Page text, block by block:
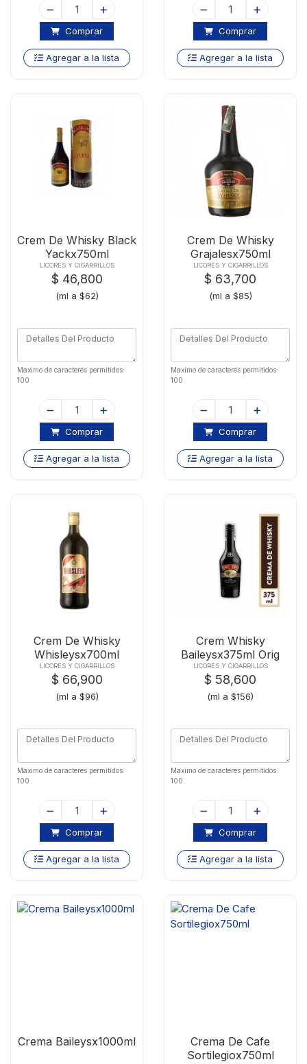
Comprar
Agregar a la lista
Comprar
Agregar a la lista
Crem De Whisky Black
Yackx750ml
LICORES Y CIGARRILLOS
$ 46,800
(ml a $62)
Maximo de caracteres permitidos:
100
Comprar
Agregar a la lista
Crem De Whisky
Grajalesx750ml
LICORES Y CIGARRILLOS
$ 63,700
(ml a $85)
Maximo de caracteres permitidos:
100
Comprar
Agregar a la lista
Crem De Whisky
Whisleysx700ml
LICORES Y CIGARRILLOS
$ 66,900
(ml a $96)
Maximo de caracteres permitidos:
100
Comprar
Agregar a la lista
Crem Whisky
Baileysx375ml Orig
LICORES Y CIGARRILLOS
$ 58,600
(ml a $156)
Maximo de caracteres permitidos:
100
Comprar
Agregar a la lista
Crema Baileysx1000ml
Crema De Cafe
Sortilegiox750ml